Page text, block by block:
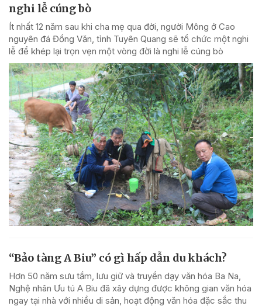
nghi lễ cúng bò
Ít nhất 12 năm sau khi cha mẹ qua đời, người Mông ở Cao
nguyên đá Đồng Văn, tỉnh Tuyên Quang sẽ tổ chức một nghi
lễ để khép lại trọn vẹn một vòng đời là nghi lễ cúng bò
“Bảo tàng A Biu” có gì hấp dẫn du khách?
Hơn 50 năm sưu tầm, lưu giữ và truyền dạy văn hóa Ba Na,
Nghệ nhân Ưu tú A Biu đã xây dựng được không gian văn hóa
ngay tại nhà với nhiều di sản, hoạt động văn hóa đặc sắc thu